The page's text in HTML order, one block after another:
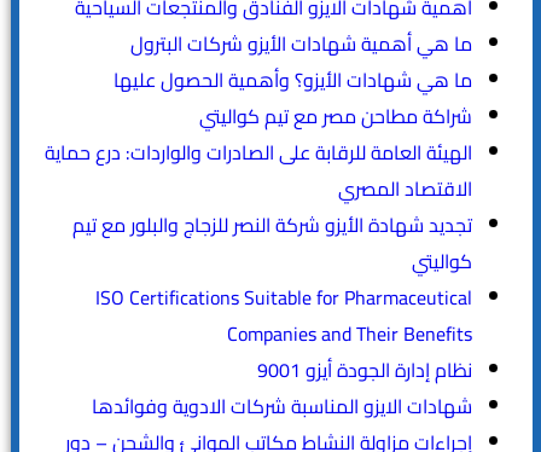
أهمية شهادات الايزو الفنادق والمنتجعات السياحية
ما هي أهمية شهادات الأيزو شركات البترول
ما هي شهادات الأيزو؟ وأهمية الحصول عليها
شراكة مطاحن مصر مع تيم كواليتي
الهيئة العامة للرقابة على الصادرات والواردات: درع حماية
الاقتصاد المصري
تجديد شهادة الأيزو شركة النصر للزجاج والبلور مع تيم
كواليتي
ISO Certifications Suitable for Pharmaceutical
Companies and Their Benefits
نظام إدارة الجودة أيزو 9001
شهادات الايزو المناسبة شركات الادوية وفوائدها
إجراءات مزاولة النشاط مكاتب الموانئ والشحن – دور